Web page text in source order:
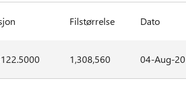
Filstørrelse Dato
1,308,560 04-Aug-